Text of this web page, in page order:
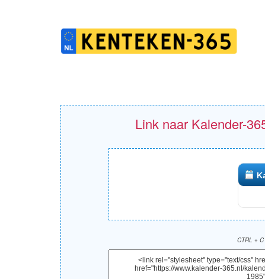
Link naar Kalender-
CTRL +